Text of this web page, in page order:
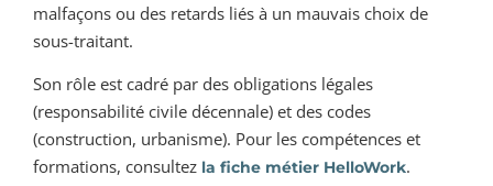
malfaçons ou des retards liés à un mauvais choix de
sous-traitant.
Son rôle est cadré par des obligations légales
(responsabilité civile décennale) et des codes
(construction, urbanisme). Pour les compétences et
formations, consultez la fiche métier HelloWork.